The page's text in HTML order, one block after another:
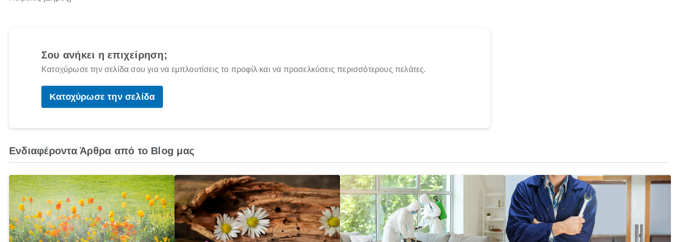
Σου ανήκει η επιχείρηση;
Κατοχύρωσε την σελίδα σου για να εμπλουτίσεις το προφίλ και να προσελκύσεις περισσότερους πελάτες.
Κατοχύρωσε την σελίδα
Ενδιαφέροντα Άρθρα από το Blog μας